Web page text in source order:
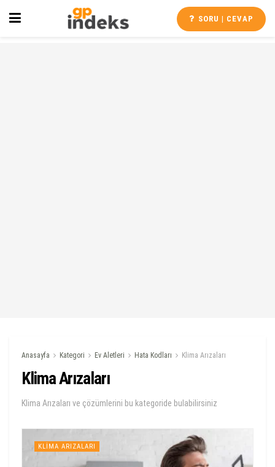
SORU | CEVAP
Anasayfa Kategori Ev Aletleri Hata Kodları Klima Arızaları
Klima Arızaları
Klima Arızaları ve çözümlerini bu kategoride bulabilirsiniz
KLIMA ARIZALARI